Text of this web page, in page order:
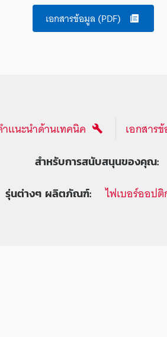
เอกสารข้อมูล (PDF)
แนะนำด้านเทคนิค เอกสาร
สำหรับการสนับสนุนของคุณ:
รุ่นต่างๆ ผลิตภัณฑ์: ไฟเบอร์ออปติ